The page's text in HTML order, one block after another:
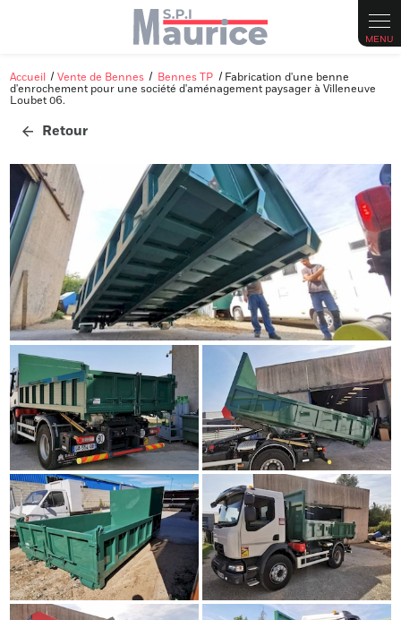
Accueil Vente de Bennes Bennes TP
Fabrication d'une benne
d'enrochement pour une société d'aménagement paysager à Villeneuve
Loubet 06.
Retour